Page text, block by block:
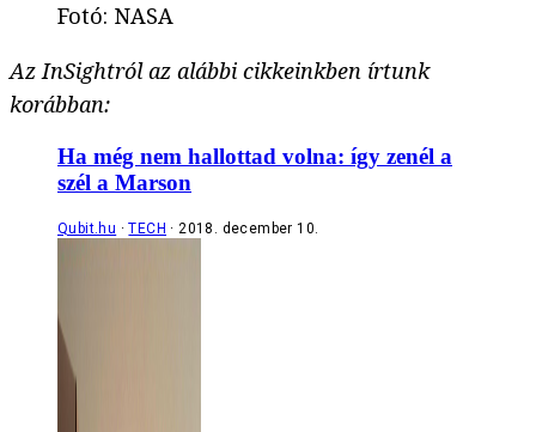
Fotó: NASA
Az InSightról az alábbi cikkeinkben írtunk
korábban:
Ha még nem hallottad volna: így zenél a
szél a Marson
Qubit.hu TECH 2018. december 10.